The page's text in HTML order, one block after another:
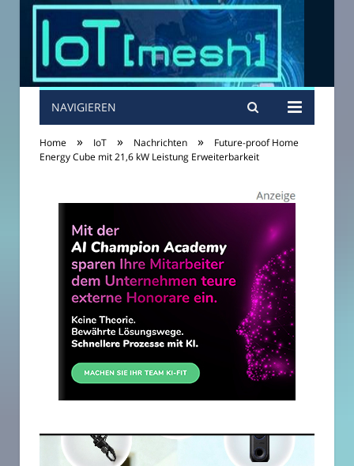
NAVIGIEREN
Home » IoT » Nachrichten »
Future-proof Home
Energy Cube mit 21,6 kW Leistung Erweiterbarkeit